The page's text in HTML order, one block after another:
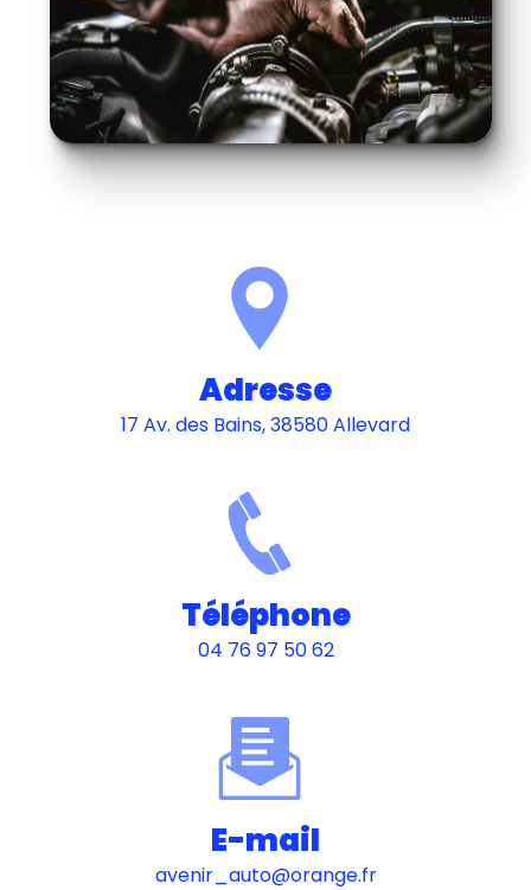
Adresse
17 Av. des Bains, 38580 Allevard
Téléphone
04 76 97 50 62
E-mail
avenir_auto@orange.fr